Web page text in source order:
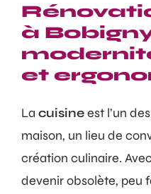
à
et
La cuisineest l’un
maison, un lieu de
création culinaire.
devenir obsolète, peu